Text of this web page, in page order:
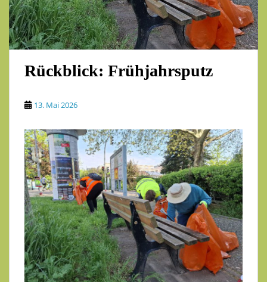
Rückblick: Frühjahrsputz
13. Mai 2026